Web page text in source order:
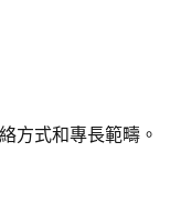
方式和專長範疇。